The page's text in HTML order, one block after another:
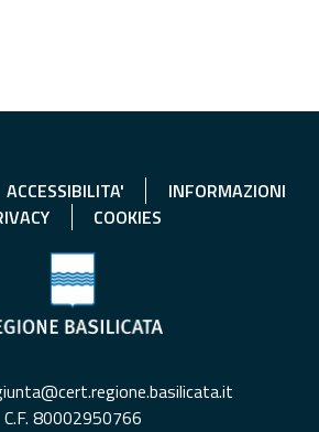
ACCESSIBILITA'
INFORMAZIONI
COOKIES
C.F. 80002950766